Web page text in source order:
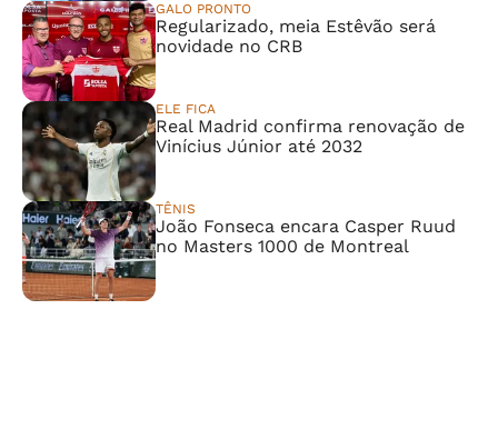
GALO PRONTO
Regularizado, meia Estêvão será
novidade no CRB
ELE FICA
Real Madrid confirma renovação de
Vinícius Júnior até 2032
TÊNIS
João Fonseca encara Casper Ruud
no Masters 1000 de Montreal